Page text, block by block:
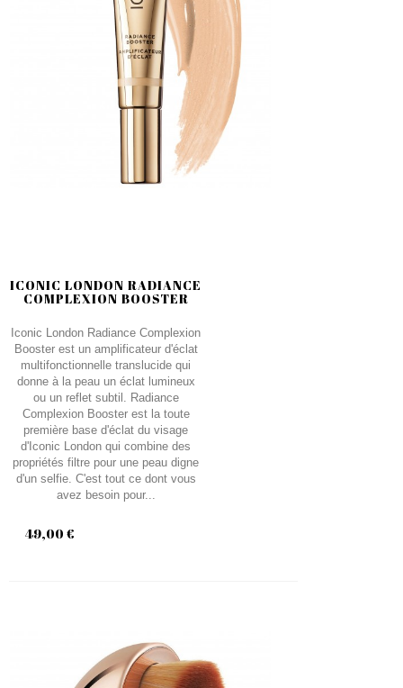
ICONIC LONDON RADIANCE
COMPLEXION BOOSTER
Iconic London Radiance Complexion
Booster est un amplificateur d'éclat
multifonctionnelle translucide qui
donne à la peau un éclat lumineux
ou un reflet subtil. Radiance
Complexion Booster est la toute
première base d'éclat du visage
d'Iconic London qui combine des
propriétés filtre pour une peau digne
d'un selfie. C'est tout ce dont vous
avez besoin pour...
49,00 €